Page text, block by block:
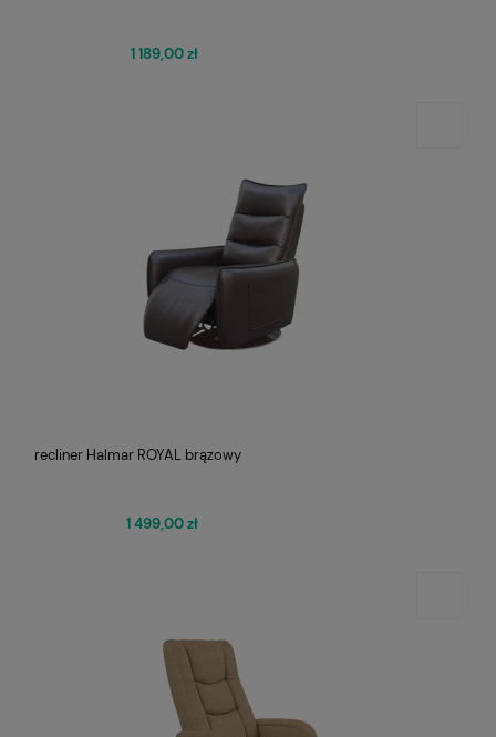
1 189,00 zł
recliner Halmar ROYAL brązowy
1 499,00 zł